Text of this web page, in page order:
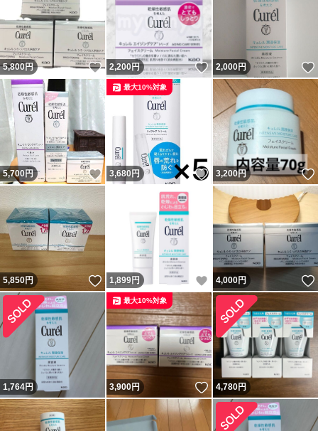
5,800円 いいね！
2,200円 いいね！
2,000円
5,700円 いいね！
3,680 円 いいね！
最大10%対象
3,200円
5,850円 いいね！
1,899円 いいね！
4,000円
1,764円 3,900円 いいね！
最大10%対象
4,780円